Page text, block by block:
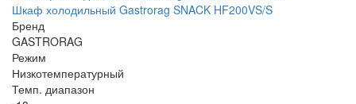
Шкаф холодильный Gastrorag SNACK HF200VS/S
Бренд
GASTRORAG
Режим
Низкотемпературный
Темп. диапазон